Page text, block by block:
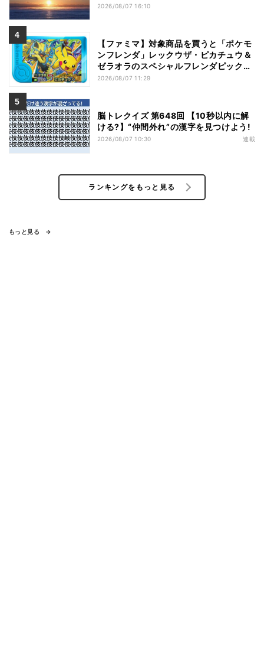
2026/08/07 16:10
【ファミマ】対象商品を買うと「ポケモ
ンフレンダ」レックウザ・ピカチュウ＆
ゼラオラのスペシャルフレンダピックが
もらえるキャンペーン
2026/08/07 11:29
脳トレクイズ 第648回 【10秒以内に解
ける?】“仲間外れ”の漢字を見つけよう!
2026/08/07 10:30 連載
ランキングをもっと見る
もっと見る